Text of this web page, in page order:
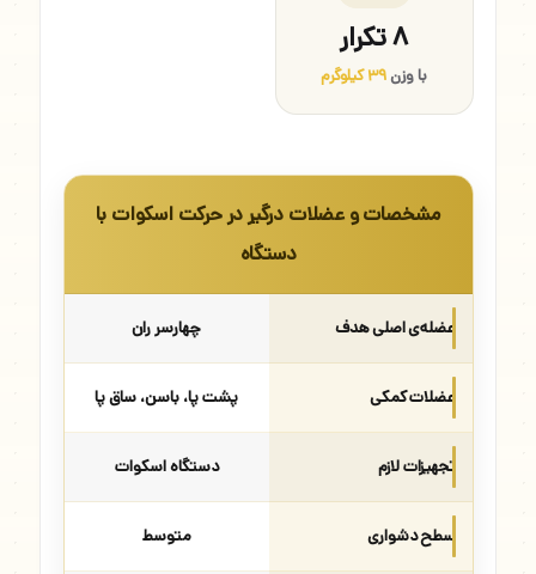
۸ تکرار
با وزن۳۹ کیلوگرم
مشخصات و عضلات درگیر در حرکت اسکوات با
دستگاه
عضله‌ی اصلی هدف چهارسر ران
عضلات کمکی پشت پا، باسن، ساق پا
تجهیزات لازم دستگاه اسکوات
سطح دشواری متوسط